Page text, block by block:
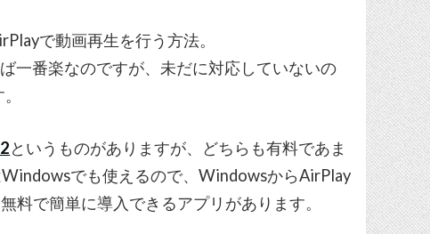
で動画再生を行う方法。
一番楽なのですが、未だに対応していないの
というものがありますが、どちらも有料であま
でも使えるので、WindowsからAirPlay
料で簡単に導入できるアプリがあります。